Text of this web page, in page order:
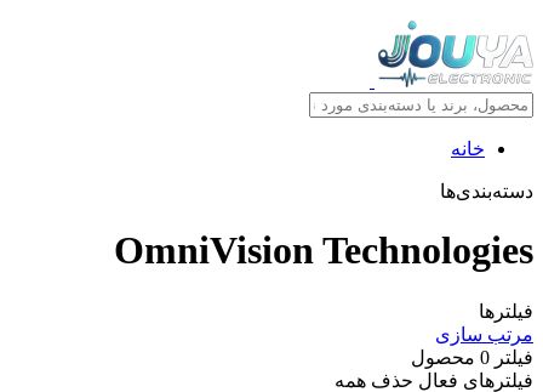
خانه
دسته‌بندی‌ها
OmniVision Technologies
فیلترها
مرتب سازی
فیلتر 0 محصول
فیلترهای فعال حذف همه